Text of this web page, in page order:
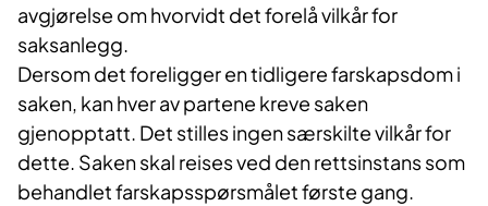
avgjørelse om hvorvidt det forelå vilkår for
saksanlegg.
Dersom det foreligger en tidligere farskapsdom i
saken, kan hver av partene kreve saken
gjenopptatt. Det stilles ingen særskilte vilkår for
dette. Saken skal reises ved den rettsinstans som
behandlet farskapsspørsmålet første gang.